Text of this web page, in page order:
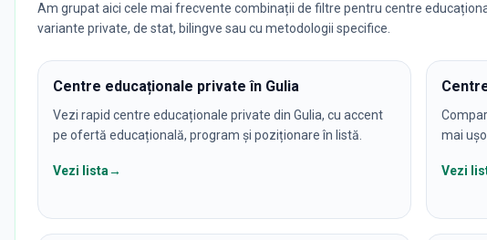
Am grupat aici cele mai frecvente combinații de filtre pentru centre
variante private, de stat, bilingve sau cu metodologii specifice.
Centre educaționale private în Gulia
Vezi rapid centre educaționale private din Gulia, cu accent
pe ofertă educațională, program și poziționare în listă.
Vezi lista→
mai
Vezi